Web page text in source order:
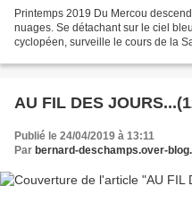
Printemps 2019 Du Mercou
nuages. Se détachant sur le ciel
cyclopéen, surveille le cours de la
AU FIL DES
Publié le 24/04/2019 à 13:11
Par bernard-deschamps.over-